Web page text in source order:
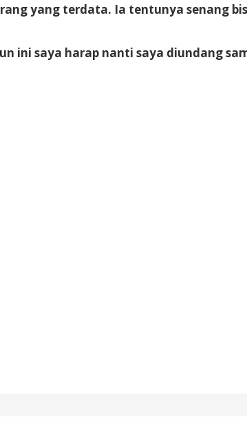
yang terdata. Ia tentunya senang
ini saya harap nanti saya diundang